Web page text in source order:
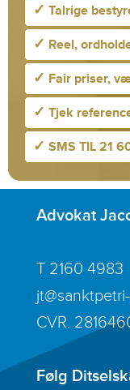
✓ Talrige
✓ Reel,
✓ Fair priser,
✓ Tjek
✓ SMS TIL 21
Advokat
T 2160 4983
CVR.
Følg